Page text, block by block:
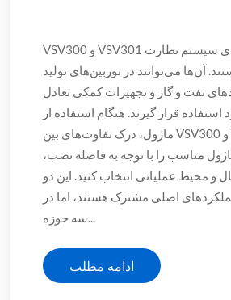
VSV300 و VSV301 ماژول‌های کلیدی سیستم نظارت
آن‌ها می‌توانند در توربین‌های تولید
نفت و گاز و تجهیزات کمکی تعادل
استفاده قرار گیرند. هنگام استفاده از
ماژول، درک تفاوت‌های بین VSV300 و VSV301 به شما
مناسب را با توجه به فاصله نصب،
و محیط عملیاتی انتخاب کنید. این دو
اصلی مشترک هستند، اما در
سه حوزه...
ادامه مطلب